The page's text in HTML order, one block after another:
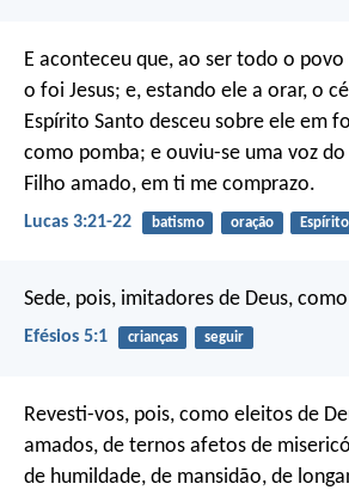
E aconteceu que, ao ser todo o
o foi Jesus; e, estando ele a orar, o
Espírito Santo desceu sobre ele em
como pomba; e ouviu-se uma voz do
Filho amado, em ti me comprazo.
Lucas 3:21-22 batismo oração Espírito
Sede, pois, imitadores de Deus,
Efésios 5:1 crianças seguir
Revesti-vos, pois, como eleitos de
amados, de ternos afetos de
de humildade, de mansidão, de